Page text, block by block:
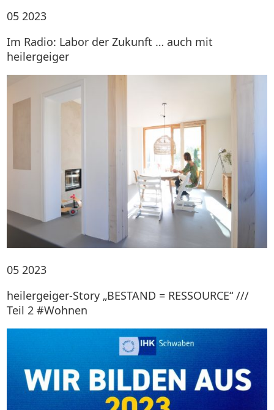
05 2023
Im Radio: Labor der Zukunft … auch mit
heilergeiger
05 2023
heilergeiger-Story „BESTAND = RESSOURCE“ ///
Teil 2 #Wohnen